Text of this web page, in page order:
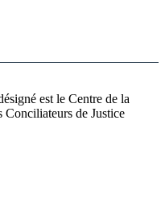
est le Centre de la
de Justice